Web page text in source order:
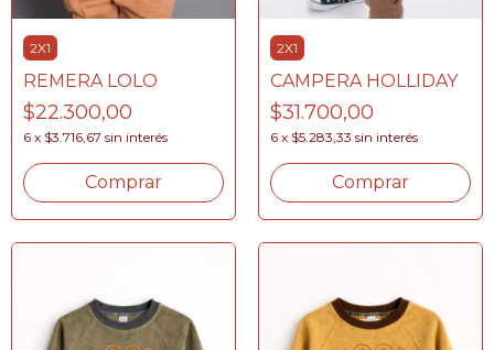
2X1
REMERA LOLO
$22.300,00
6 x $3.716,67 sin interés
Comprar
2X1
CAMPERA HOLLIDAY
$31.700,00
6 x $5.283,33 sin interés
Comprar